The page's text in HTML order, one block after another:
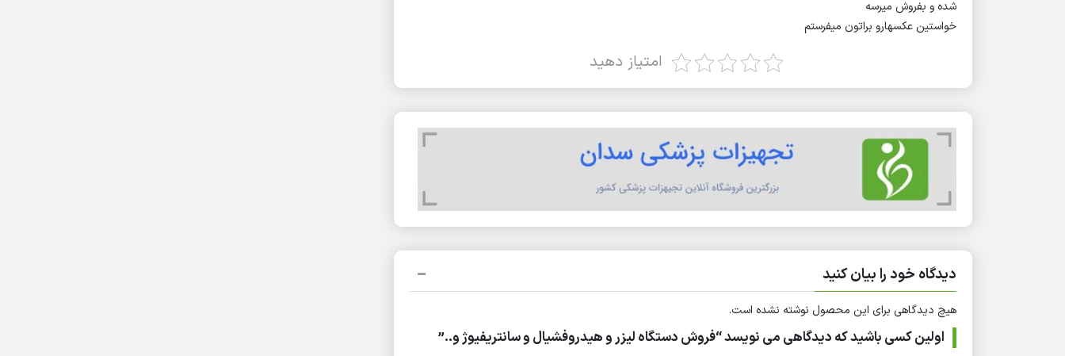
شده و بفروش میرسه
خواستین عکسهارو براتون میفرستم
امتیاز دهید
دیدگاه خود را بیان کنید
هیچ دیدگاهی برای این محصول نوشته نشده است.
اولین کسی باشید که دیدگاهی می نویسد “فروش دستگاه لیزر و هیدروفشیال و سانتریفیوژ و..”